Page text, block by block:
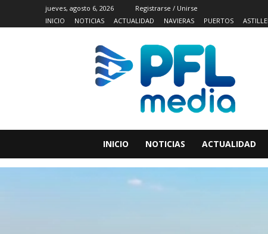
jueves, agosto 6, 2026
Registrarse / Unirse
INICIO
NOTICIAS ACTUALIDAD NAVIERAS PUERTOS
INICIO NOTICIAS ACTUALIDAD